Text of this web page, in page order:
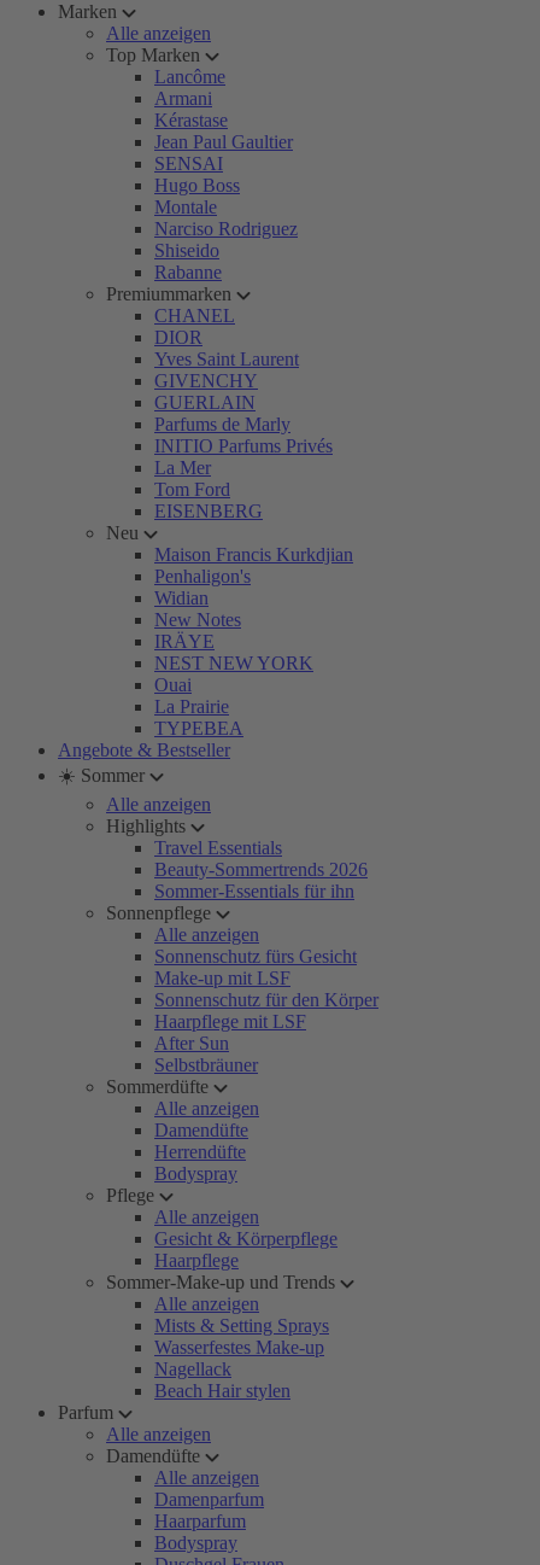
Marken
Alle anzeigen
Top Marken
Lancôme
Armani
Kérastase
Jean Paul Gaultier
SENSAI
Hugo Boss
Montale
Narciso Rodriguez
Shiseido
Rabanne
Premiummarken
CHANEL
DIOR
Yves Saint Laurent
GIVENCHY
GUERLAIN
Parfums de Marly
INITIO Parfums Privés
La Mer
Tom Ford
EISENBERG
Neu
Maison Francis Kurkdjian
Penhaligon's
Widian
New Notes
IRÄYE
NEST NEW YORK
Ouai
La Prairie
TYPEBEA
Angebote & Bestseller
☀️ Sommer
Alle anzeigen
Highlights
Travel Essentials
Beauty-Sommertrends 2026
Sommer-Essentials für ihn
Sonnenpflege
Alle anzeigen
Sonnenschutz fürs Gesicht
Make-up mit LSF
Sonnenschutz für den Körper
Haarpflege mit LSF
After Sun
Selbstbräuner
Sommerdüfte
Alle anzeigen
Damendüfte
Herrendüfte
Bodyspray
Pflege
Alle anzeigen
Gesicht & Körperpflege
Haarpflege
Sommer-Make-up und Trends
Alle anzeigen
Mists & Setting Sprays
Wasserfestes Make-up
Nagellack
Beach Hair stylen
Parfum
Alle anzeigen
Damendüfte
Alle anzeigen
Damenparfum
Haarparfum
Bodyspray